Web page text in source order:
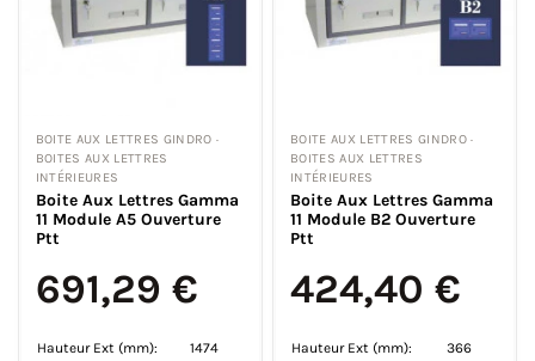
BOITE AUX LETTRES GINDRO ·
BOITES AUX LETTRES
INTÉRIEURES
Boite Aux Lettres Gamma
11 Module A5 Ouverture
Ptt
691,29 €
Hauteur Ext (mm):
1474
BOITE AUX LETTRES GINDRO ·
BOITES AUX LETTRES
INTÉRIEURES
Boite Aux Lettres Gamma
11 Module B2 Ouverture
Ptt
424,40 €
Hauteur Ext (mm):
366